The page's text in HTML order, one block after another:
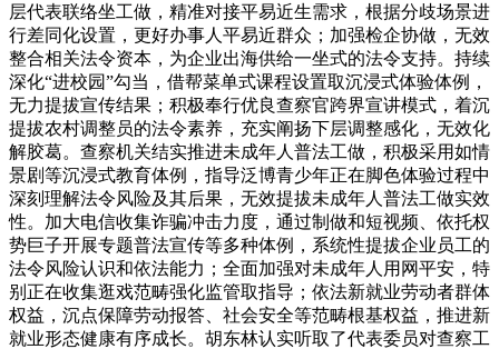
层代表联络坐工做，精准对接平易近生需求，根据分歧场景进
行差同化设置，更好办事人平易近群众；加强检企协做，无效
整合相关法令资本，为企业出海供给一坐式的法令支持。持续
深化“进校园”勾当，借帮菜单式课程设置取沉浸式体验体例，
无力提拔宣传结果；积极奉行优良查察官跨界宣讲模式，着沉
提拔农村调整员的法令素养，充实阐扬下层调整感化，无效化
解胶葛。查察机关结实推进未成年人普法工做，积极采用如情
景剧等沉浸式教育体例，指导泛博青少年正在脚色体验过程中
深刻理解法令风险及其后果，无效提拔未成年人普法工做实效
性。加大电信收集诈骗冲击力度，通过制做和短视频、依托权
势巨子开展专题普法宣传等多种体例，系统性提拔企业员工的
法令风险认识和依法能力；全面加强对未成年人用网平安，特
别正在收集逛戏范畴强化监管取指导；依法新就业劳动者群体
权益，沉点保障劳动报答、社会安全等范畴根基权益，推进新
就业形态健康有序成长。胡东林认实听取了代表委员对查察工